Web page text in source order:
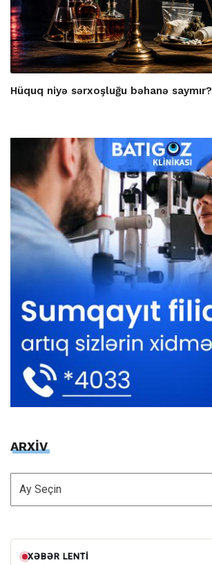
Hüquq niyə sərxoşluğu bəhanə saymır?
ARXİV
ARXİV
XƏBƏR LENTI